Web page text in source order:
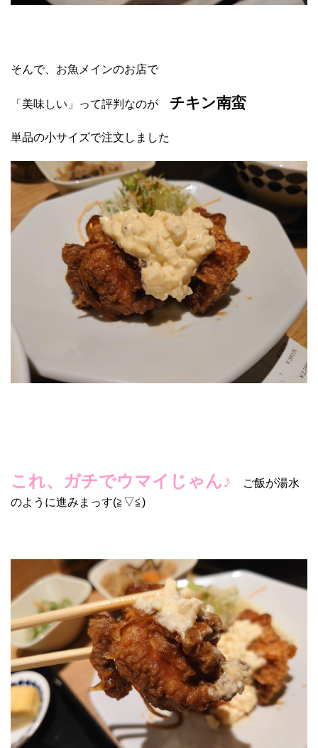
そんで、お魚メインのお店で
「美味しい」って評判なのが チキン南蛮
単品の小サイズで注文しました
これ、ガチでウマイじゃん♪
ご飯が湯水
のように進みまっす(≧▽≦)